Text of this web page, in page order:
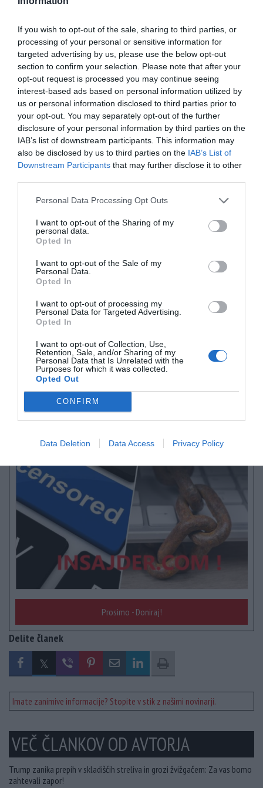
If you wish to opt-out of the sale, sharing to third parties, or
processing of your personal or sensitive information for
targeted advertising by us, please use the below opt-out
section to confirm your selection. Please note that after your
opt-out request is processed you may continue seeing
interest-based ads based on personal information utilized by
us or personal information disclosed to third parties prior to
your opt-out. You may separately opt-out of the further
disclosure of your personal information by third parties on the
IAB’s list of downstream participants. This information may
also be disclosed by us to third parties on the IAB’s List of
Downstream Participants that may further disclose it to other
Personal Data Processing Opt Outs
I want to opt-out of the Sharing of my
personal data.
Opted In
I want to opt-out of the Sale of my
Personal Data.
Opted In
I want to opt-out of processing my
Personal Data for Targeted Advertising.
Opted In
I want to opt-out of Collection, Use,
Retention, Sale, and/or Sharing of my
Personal Data that Is Unrelated with the
Purposes for which it was collected.
Opted Out
CONFIRM
Data Deletion Data Access Privacy Policy
ta teden odobrila 19. paket sankcij proti Rusiji,
in opozorila, da poteka delo na solidarnostnih
ukrepihzaBelgijov zvezi z zamrznjenimi
ruskimi sredstvi vEvropski uniji.
BREAKING:
Prime Minister of Slovakia, Fico details the
topics in EU summits:
"Ukraine, money for Ukraine, loans for
have time, then EU competitiveness."
Anyone still surprised about the European
recession?pic.twitter.com/FUTv6QDEro
— Based Hungary (@HungaryBased)October 19, 2025
Ameriški predsednik Donald Trump je prejšnji
Putinom, »da bi razpravljala o možnosti
končanja vojnemed Rusijo inUkrajino
Naše delo na Insajder.com z donacijami omogočate bralci.
Prosimo - Doniraj!
Delite članek
Imate zanimive informacije? Stopite v stik z našimi novinarji.
VEČ ČLANKOV OD AVTORJA
Trump zanika prepih v skladiščih streliva in grozi žvižgačem: Za vas bomo
zahtevali zapor!